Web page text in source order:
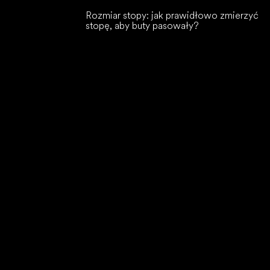
Rozmiar stopy: jak prawidłowo zmierzyć
stopę, aby buty pasowały?